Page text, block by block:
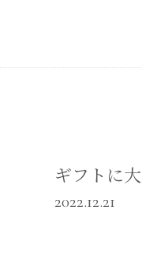
ギフトに
2022.12.21